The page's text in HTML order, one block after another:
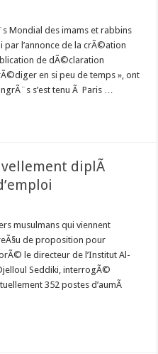
Mondial des imams et rabbins
par l’annonce de la crÃ©ation
de dÃ©claration
en si peu de temps », ont
s’est tenu Ã Paris …
diplÃ
musulmans qui viennent
de proposition pour
le directeur de l’Institut Al-
Seddiki, interrogÃ©
352 postes d’aumÃ